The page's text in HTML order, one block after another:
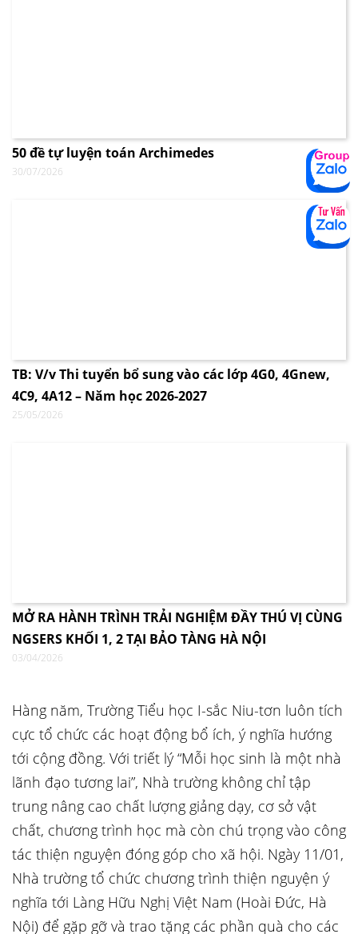
50 đề tự luyện toán Archimedes
30/07/2026
TB: V/v Thi tuyển bổ sung vào các lớp 4G0, 4Gnew,
4C9, 4A12 – Năm học 2026-2027
25/05/2026
MỞ RA HÀNH TRÌNH TRẢI NGHIỆM ĐẦY THÚ VỊ CÙNG
NGSERS KHỐI 1, 2 TẠI BẢO TÀNG HÀ NỘI
03/04/2026
Hàng năm, Trường Tiểu học I-sắc Niu-tơn luôn tích
cực tổ chức các hoạt động bổ ích, ý nghĩa hướng
tới cộng đồng. Với triết lý “Mỗi học sinh là một nhà
lãnh đạo tương lai”, Nhà trường không chỉ tập
trung nâng cao chất lượng giảng dạy, cơ sở vật
chất, chương trình học mà còn chú trọng vào công
tác thiện nguyện đóng góp cho xã hội. Ngày 11/01,
Nhà trường tổ chức chương trình thiện nguyện ý
nghĩa tới Làng Hữu Nghị Việt Nam (Hoài Đức, Hà
Nội) để gặp gỡ và trao tặng các phần quà cho các